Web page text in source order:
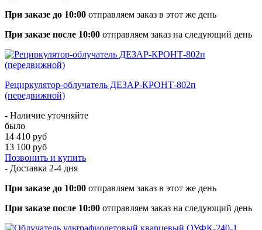
При заказе до 10:00 отправляем заказ в этот же день
При заказе после 10:00 отправляем заказ на следующий день
Рециркулятор-облучатель ДЕЗАР-КРОНТ-802п
(передвижной)
- Наличие уточняйте
было
14 410 руб
13 100 руб
Позвонить и купить
- Доставка 2-4 дня
При заказе до 10:00 отправляем заказ в этот же день
При заказе после 10:00 отправляем заказ на следующий день